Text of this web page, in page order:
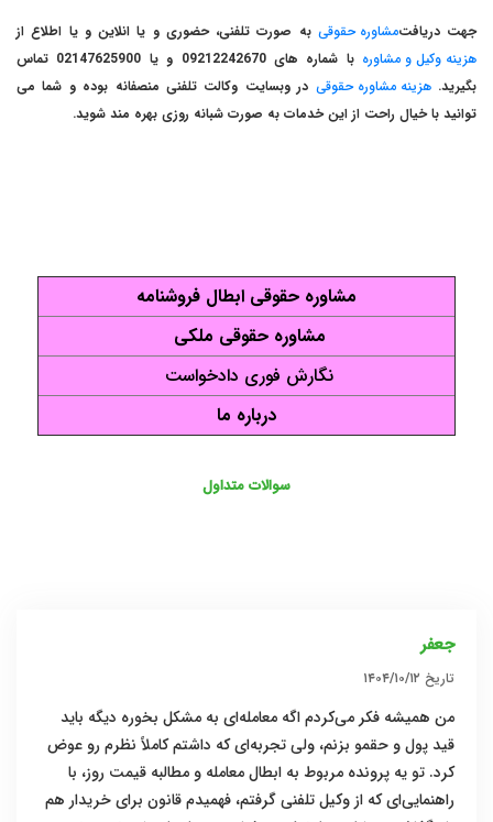
جهت دریافتمشاوره حقوقی به صورت تلفنی، حضوری و یا انلاین و یا اطلاع از
هزینه وکیل و مشاوره
با شماره های 09212242670 و یا 02147625900 تماس
بگیرید.هزینه مشاوره حقوقی در وبسایت وکالت تلفنی منصفانه بوده و شما می
توانید با خیال راحت از این خدمات به صورت شبانه روزی بهره مند شوید.
مشاوره حقوقی ابطال فروشنامه
مشاوره حقوقی ملکی
نگارش فوری دادخواست
درباره ما
سوالات متداول
جعفر
تاریخ ۱۴۰۴/۱۰/۱۲
من همیشه فکر می‌کردم اگه معامله‌ای به مشکل بخوره دیگه باید
قید پول و حقمو بزنم، ولی تجربه‌ای که داشتم کاملاً نظرم رو عوض
کرد. تو یه پرونده مربوط به ابطال معامله و مطالبه قیمت روز، با
راهنمایی‌ای که از وکیل تلفنی گرفتم، فهمیدم قانون برای خریدار هم